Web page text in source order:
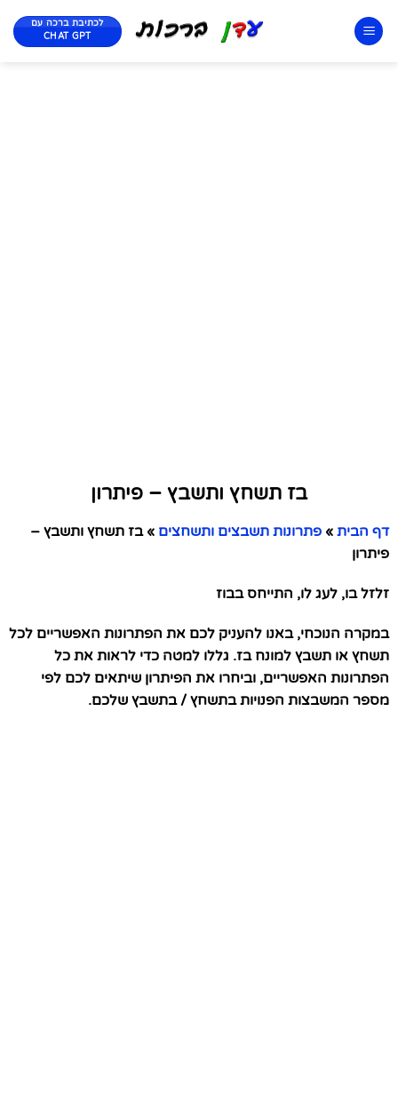
לכתיבת ברכה עם
CHAT GPT
בז תשחץ ותשבץ – פיתרון
דף הבית » פתרונות תשבצים ותשחצים » בז תשחץ ותשבץ –
פיתרון
זלזל בו, לעג לו, התייחס בבוז
במקרה הנוכחי, באנו להעניק לכם את הפתרונות האפשריים לכל
תשחץ או תשבץ למונח בז. גללו למטה כדי לראות את כל
הפתרונות האפשריים, וביחרו את הפיתרון שיתאים לכם לפי
מספר המשבצות הפנויות בתשחץ / בתשבץ שלכם.